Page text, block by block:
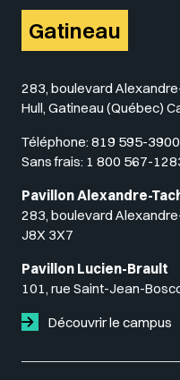
Gatineau
283, boulevard
Hull, Gatineau (Québec)
Téléphone: 819 595-3900
Sans frais: 1 800 567-
Pavillon Alexandre-
283, boulevard
J8X 3X7
Pavillon Lucien-Brault
101, rue Saint-Jean-
Découvrir le campus